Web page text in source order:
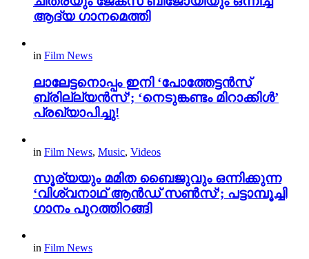
ആദ്യ ഗാനമെത്തി
in Film News
ലാലേട്ടനൊപ്പം ഇനി ‘പോത്തേട്ടൻസ്
ബ്രില്ല്യൻസ്’; ‘നെടുങ്കണ്ടം മിറാക്കിൾ’
പ്രഖ്യാപിച്ചു!
in Film News, Music, Videos
സൂര്യയും മമിത ബൈജുവും ഒന്നിക്കുന്ന
‘വിശ്വനാഥ് ആൻഡ് സൺസ്’; പട്ടാമ്പൂച്ചി
ഗാനം പുറത്തിറങ്ങി
in Film News